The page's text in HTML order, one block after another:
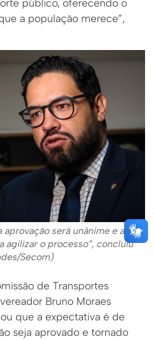
a população merece”,
aprovação será unânime e a
agilizar o processo”, concluiu
Secom)
de Transportes
Bruno Moraes
que a expectativa é de
seja aprovado e tornado